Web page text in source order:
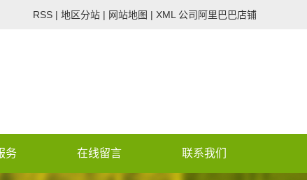
RSS | 地区分站 | 网站地图 | XML 公司阿里巴巴店铺
务 在线留言 联系我们